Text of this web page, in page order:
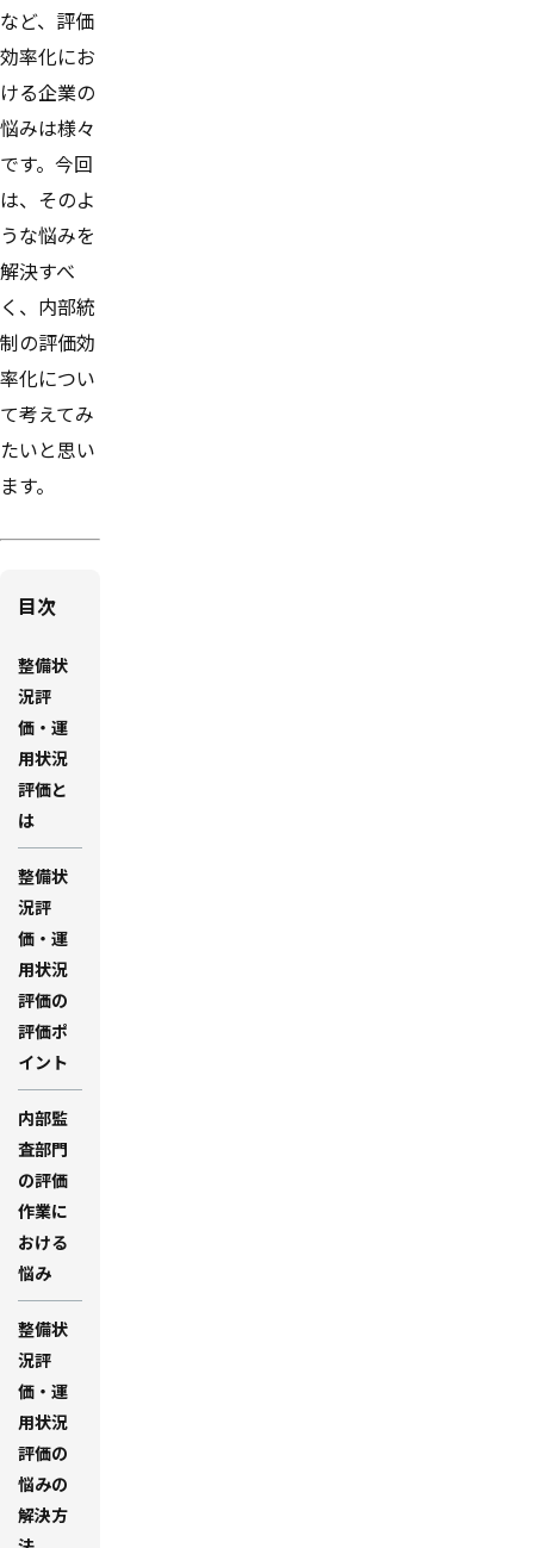
など、評価
効率化にお
ける企業の
悩みは様々
です。今回
は、そのよ
うな悩みを
解決すべ
く、内部統
制の評価効
率化につい
て考えてみ
たいと思い
ます。
目次
整備状
況評
価・運
用状況
評価と
は
整備状
況評
価・運
用状況
評価の
評価ポ
イント
内部監
査部門
の評価
作業に
おける
悩み
整備状
況評
価・運
用状況
評価の
悩みの
解決方